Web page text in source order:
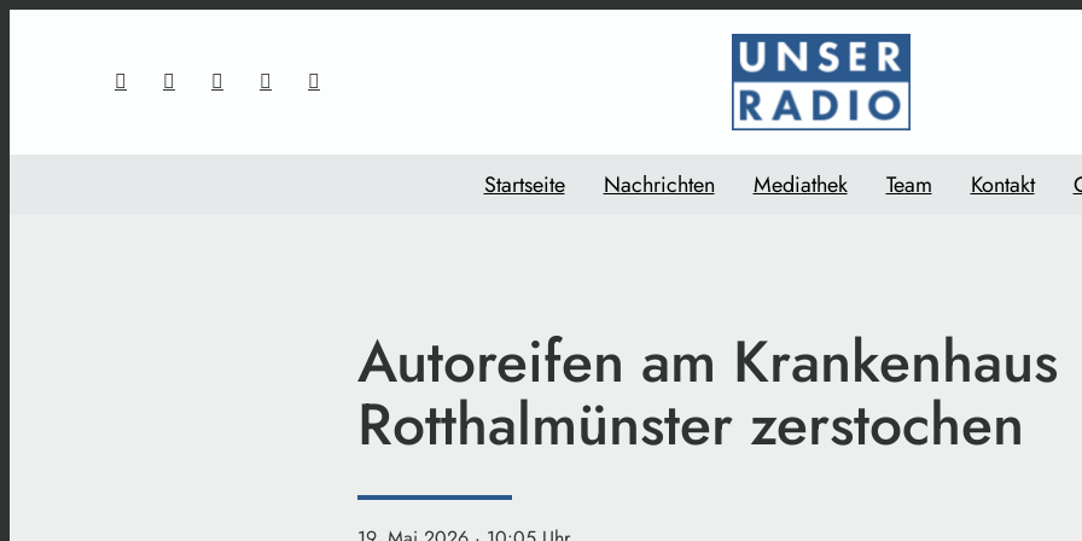
Startseite Nachrichten Mediathek Team Kontakt
Autoreifen am Krankenhaus
Rotthalmünster zerstochen